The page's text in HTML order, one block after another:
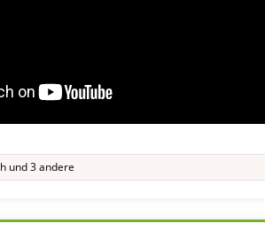
und 3 andere